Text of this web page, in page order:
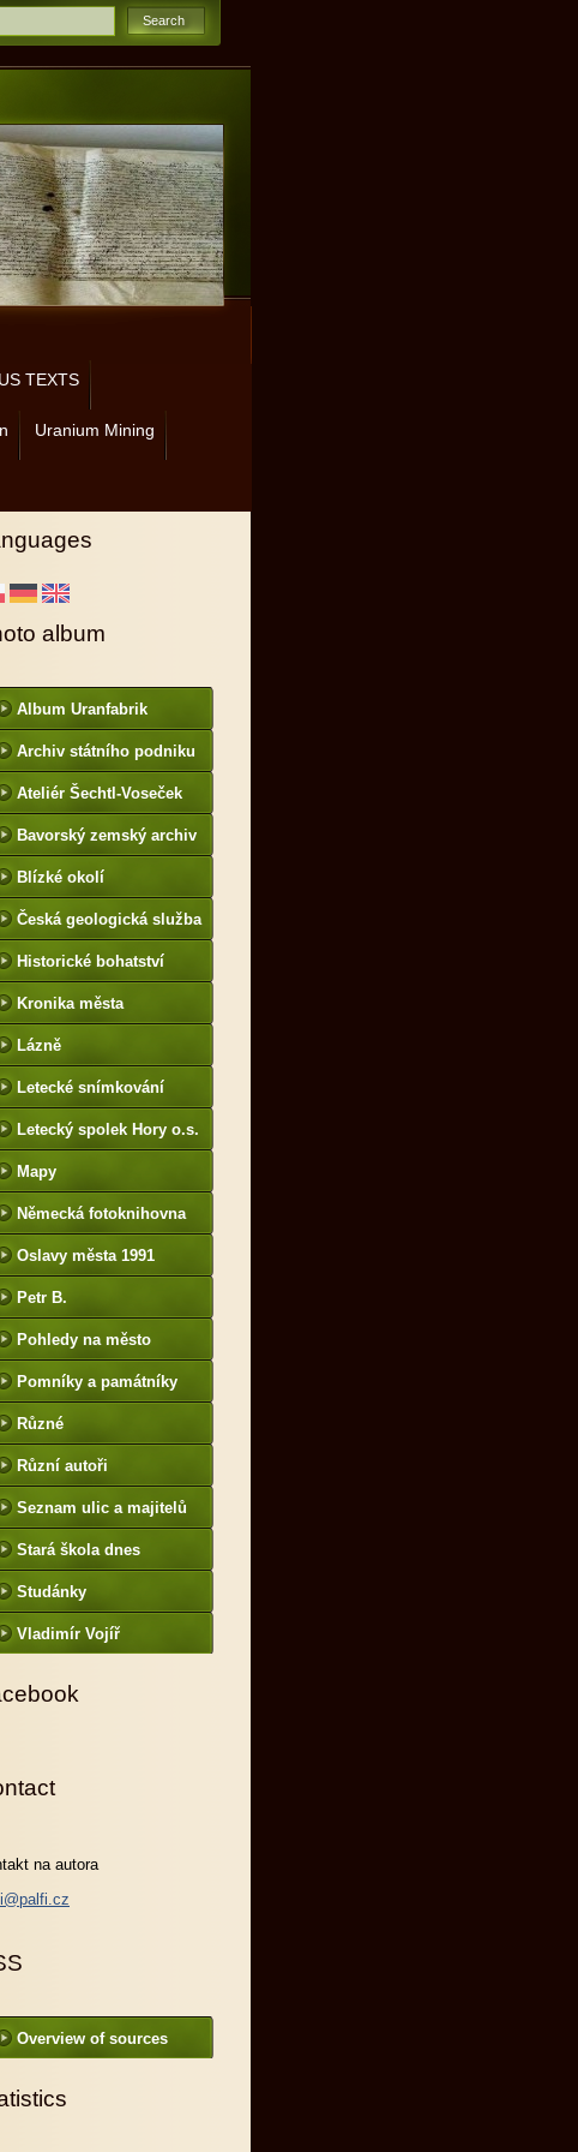
TEXTS
Uranium Mining
album
Album Uranfabrik
Archiv státního podniku
Ateliér Šechtl-Voseček
Bavorský zemský archiv
http://www.gda.bayern.de
Blízké okolí
Česká geologická služba
Historické bohatství
Kronika města
http://www.portafontium.
Lázně
Letecké snímkování
Letecký spolek Hory o.s.
Mapy
Německá fotoknihovna
http://www.deutschefotot
hek.de
Oslavy města 1991
Petr B.
(PB14.zonerama.com,
takatiky.rajce.idnes.cz)
Pohledy na město
Pomníky a památníky
Různé
Různí autoři
Seznam ulic a majitelů
Stará škola dnes
Studánky
Vladimír Vojíř
na autora
Overview of sources